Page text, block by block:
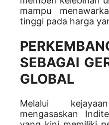
mampu
tinggi pada harga
SEBAGAI
GLOBAL
Melalui
mengasaskan